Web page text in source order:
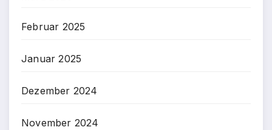
Februar 2025
Januar 2025
Dezember 2024
November 2024